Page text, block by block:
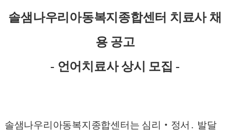
솔샘나우리아동복지종합센터 치료사 채
용 공고
- 언어치료사 상시 모집-
솔샘나우리아동복지종합센터는 심리 ‧ 정서 ․ 발달